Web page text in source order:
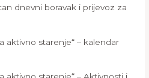
dnevni boravak i prijevoz za
aktivno starenje“ – kalendar